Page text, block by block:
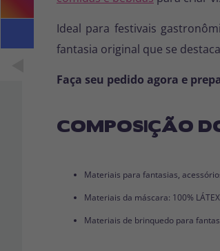
Ideal para festivais
fantasia original que se
Faça seu pedido agora e
COMPOSIÇÃO
Materiais para fantasias,
Materiais da máscara: 100%
Materiais de brinquedo para